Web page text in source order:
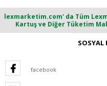
lexmarketim.com' da Tüm
Kartuş ve Diğer Tüketim
SOSYAL
facebook